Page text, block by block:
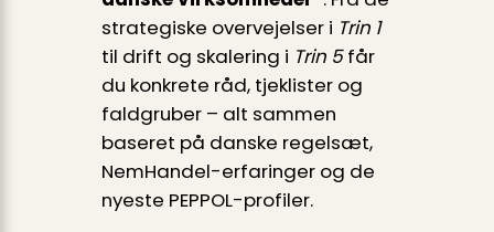
strategiske overvejelser i Trin 1
til drift og skalering i Trin 5får
du konkrete råd, tjeklister og
faldgruber – alt sammen
baseret på danske regelsæt,
NemHandel-erfaringer og de
nyeste PEPPOL-profiler.